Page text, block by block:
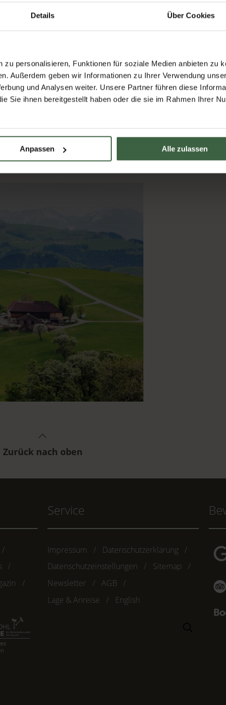
Details Über Cookies
personalisieren, Funktionen für soziale Medien anbieten zu
Außerdem geben wir Informationen zu Ihrer Verwendung
und Analysen weiter. Unsere Partner führen diese
Sie ihnen bereitgestellt haben oder die sie im Rahmen Ihrer
Anpassen Alle zulassen
Zurück nach oben
Service
Impressum
Datenschutzerklärung
Datenschutzeinstellungen
Sitemap
Newsletter
AGB
Lage & Anreise
English